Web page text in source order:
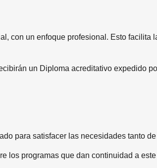
con un enfoque profesional. Esto facilita
un Diploma acreditativo expedido
para satisfacer las necesidades tanto
los programas que dan continuidad a